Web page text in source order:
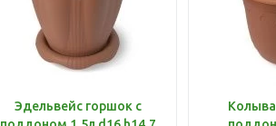
Эдельвейс горшок с